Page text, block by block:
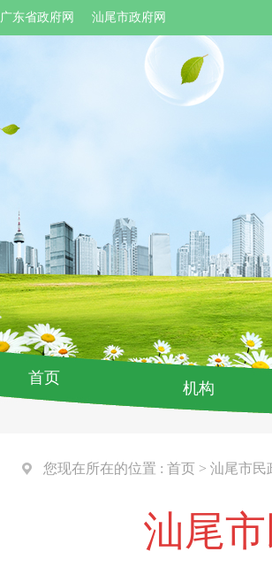
广东省政府网 汕尾市政府网
首页
机构
您现在所在的位置 : 首页 > 汕尾市民
汕尾